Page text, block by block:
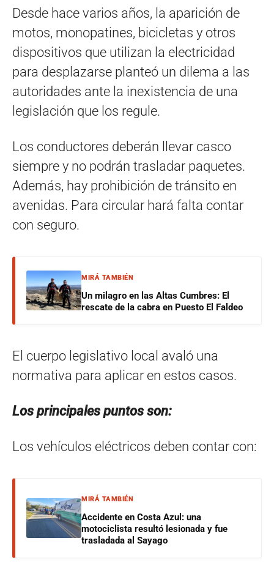
Desde hace varios años, la aparición de
motos, monopatines, bicicletas y otros
dispositivos que utilizan la electricidad
para desplazarse planteó un dilema a las
autoridades ante la inexistencia de una
legislación que los regule.
Los conductores deberán llevar casco
siempre y no podrán trasladar paquetes.
Además, hay prohibición de tránsito en
avenidas. Para circular hará falta contar
con seguro.
MIRÁ TAMBIÉN
Un milagro en las Altas Cumbres: El
rescate de la cabra en Puesto El Faldeo
El cuerpo legislativo local avaló una
normativa para aplicar en estos casos.
Los principales puntos son:
Los vehículos eléctricos deben contar con:
MIRÁ TAMBIÉN
Accidente en Costa Azul: una
motociclista resultó lesionada y fue
trasladada al Sayago